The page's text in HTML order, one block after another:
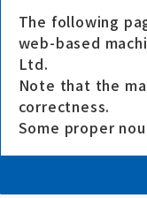
The following
web-based
Ltd.
Note that the
correctness.
Some proper